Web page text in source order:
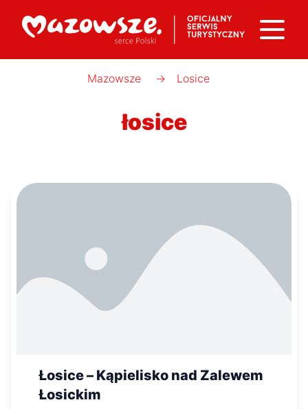
Mazowsze → Losice
łosice
Łosice – Kąpielisko nad Zalewem
Łosickim